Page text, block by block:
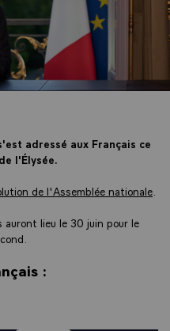
adressé aux Français ce
l'Élysée.
de l'Assemblée nationale
auront lieu le 30 juin pour le
: